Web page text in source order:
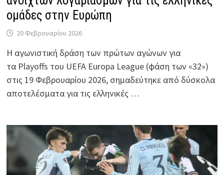
ομάδες στην Ευρώπη
20 Φεβρουαρίου 2026
Η αγωνιστική δράση των πρώτων αγώνων για
τα Playoffs του UEFA Europa League (φάση των «32»)
στις 19 Φεβρουαρίου 2026, σημαδεύτηκε από δύσκολα
αποτελέσματα για τις ελληνικές …